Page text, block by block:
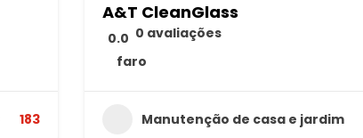
183
A&T CleanGlass
0.0 0 avaliações
faro
Manutenção de casa e jardim